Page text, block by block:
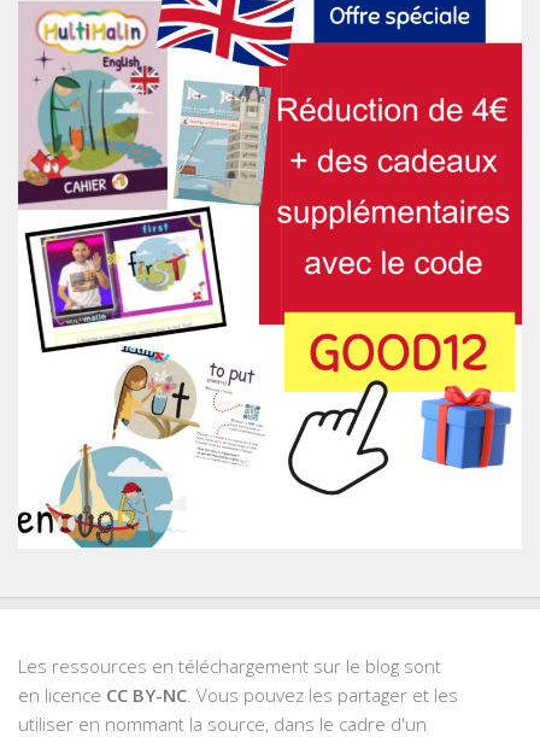
Les ressources en téléchargement sur le blog sont
en licence CC BY-NC . Vous pouvez les partager et les
utiliser en nommant la source, dans le cadre d'un